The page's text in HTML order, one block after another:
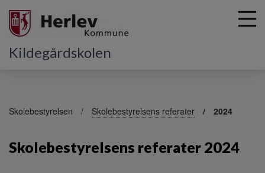
Kildegårdskolen
Skolebestyrelsen Skolebestyrelsens referater 2024
Skolebestyrelsens referater 2024